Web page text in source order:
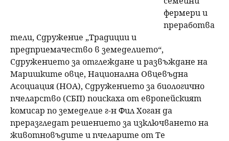
фермери и
преработва
тели, Сдружение „Традиции и
предприемачество в земеделието“,
Сдружението за отглеждане и развъждане на
Маришките овце, Национална Овцевъдна
Асоциация (НОА), Сдружението за биологично
пчеларство (СБП) поискаха от европейският
комисар по земеделие г-н Фил Хоган да
преразгледат решението за изключването на
животновъдите и пчеларите от Те